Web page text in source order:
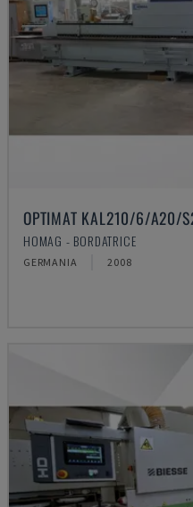
OPTIMAT KAL210/6/A20/
HOMAG - BORDATRICE
GERMANIA 2008